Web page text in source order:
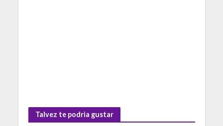
Talvez te podria gustar